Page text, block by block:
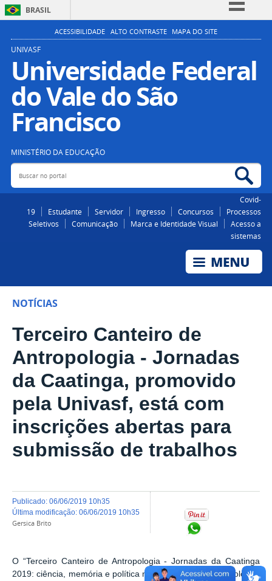
BRASIL
Simplifique!
Participe
Acesso à informação
Legislação
ACESSIBILIDADE ALTO CONTRASTE MAPA DO SITE
UNIVASF
Universidade Federal
do Vale do São
Francisco
MINISTÉRIO DA EDUCAÇÃO
Buscar no portal
Covid-
19
Estudante Servidor Ingresso Concursos
Processos
Seletivos
Comunicação Marca e Identidade Visual
Acesso a
sistemas
NOTÍCIAS
Terceiro Canteiro de
Antropologia - Jornadas
da Caatinga, promovido
pela Univasf, está com
inscrições abertas para
submissão de trabalhos
publicado: 06/06/2019 10h35
última modificação: 06/06/2019 10h35
Gersica Brito
O “Terceiro Canteiro de Antropologia - Jornadas da Caatinga
2019: ciência, memória e política nos domínios da Antropologia”